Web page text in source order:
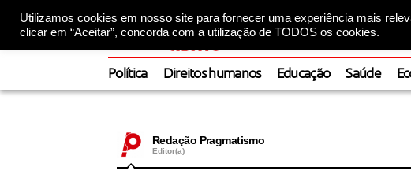
Utilizamos cookies em nosso site para fornecer uma experiência mais
clicar em “Aceitar”, concorda com a utilização de TODOS os cookies.
Política Direitos humanos Educação Saúde
Redação Pragmatismo
Editor(a)